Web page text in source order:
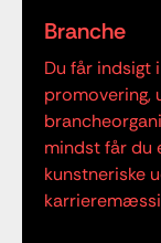
Branche
Du får indsigt
promovering,
mindst får du
kunstneriske